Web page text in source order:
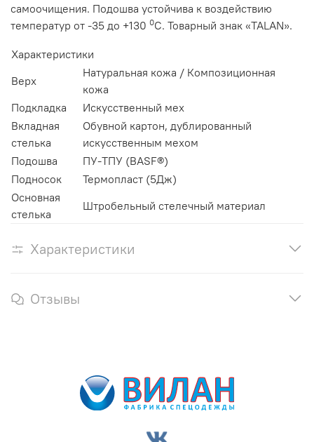
самоочищения. Подошва устойчива к воздействию
температур от -35 до +130 0C. Товарный знак «TALAN».
Характеристики
Верх
Натуральная кожа / Композиционная
кожа
Подкладка
Искусственный мех
Вкладная
стелька
Обувной картон, дублированный
искусственным мехом
Подошва
ПУ-ТПУ (BASF®)
Подносок
Термопласт (5Дж)
Основная
стелька
Штробельный стелечный материал
Характеристики
Отзывы